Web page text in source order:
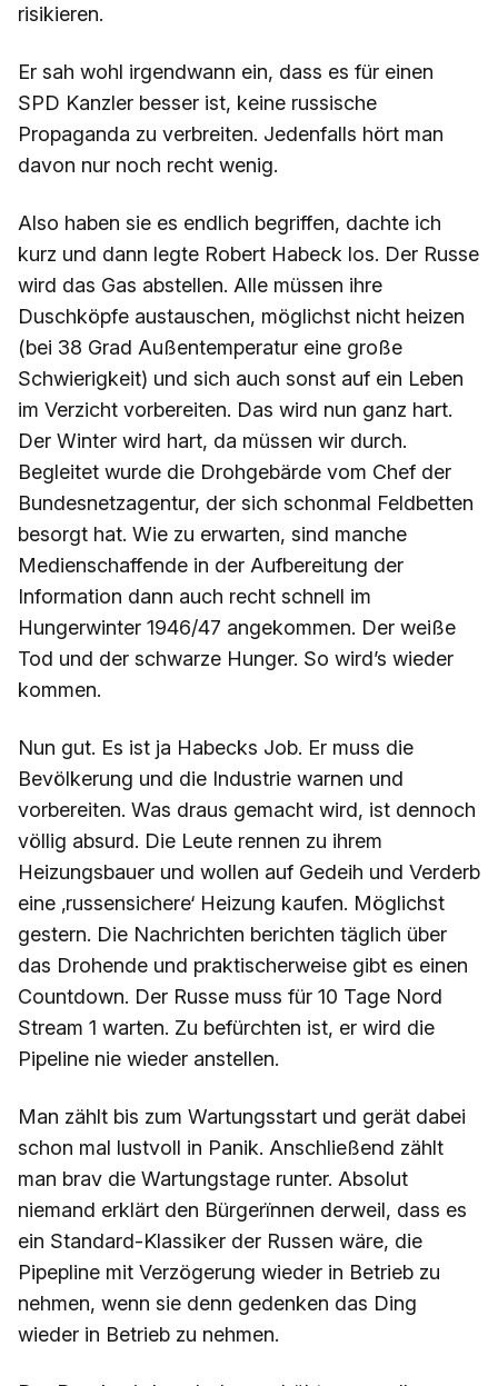
risikieren.
Er sah wohl irgendwann ein, dass es für einen
SPD Kanzler besser ist, keine russische
Propaganda zu verbreiten. Jedenfalls hört man
davon nur noch recht wenig.
Also haben sie es endlich begriffen, dachte ich
kurz und dann legte Robert Habeck los. Der Russe
wird das Gas abstellen. Alle müssen ihre
Duschköpfe austauschen, möglichst nicht heizen
(bei 38 Grad Außentemperatur eine große
Schwierigkeit) und sich auch sonst auf ein Leben
im Verzicht vorbereiten. Das wird nun ganz hart.
Der Winter wird hart, da müssen wir durch.
Begleitet wurde die Drohgebärde vom Chef der
Bundesnetzagentur, der sich schonmal Feldbetten
besorgt hat. Wie zu erwarten, sind manche
Medienschaffende in der Aufbereitung der
Information dann auch recht schnell im
Hungerwinter 1946/47 angekommen. Der weiße
Tod und der schwarze Hunger. So wird’s wieder
kommen.
Nun gut. Es ist ja Habecks Job. Er muss die
Bevölkerung und die Industrie warnen und
vorbereiten. Was draus gemacht wird, ist dennoch
völlig absurd. Die Leute rennen zu ihrem
Heizungsbauer und wollen auf Gedeih und Verderb
eine ‚russensichere‘ Heizung kaufen. Möglichst
gestern. Die Nachrichten berichten täglich über
das Drohende und praktischerweise gibt es einen
Countdown. Der Russe muss für 10 Tage Nord
Stream 1 warten. Zu befürchten ist, er wird die
Pipeline nie wieder anstellen.
Man zählt bis zum Wartungsstart und gerät dabei
schon mal lustvoll in Panik. Anschließend zählt
man brav die Wartungstage runter. Absolut
niemand erklärt den Bürgerïnnen derweil, dass es
ein Standard-Klassiker der Russen wäre, die
Pipepline mit Verzögerung wieder in Betrieb zu
nehmen, wenn sie denn gedenken das Ding
wieder in Betrieb zu nehmen.